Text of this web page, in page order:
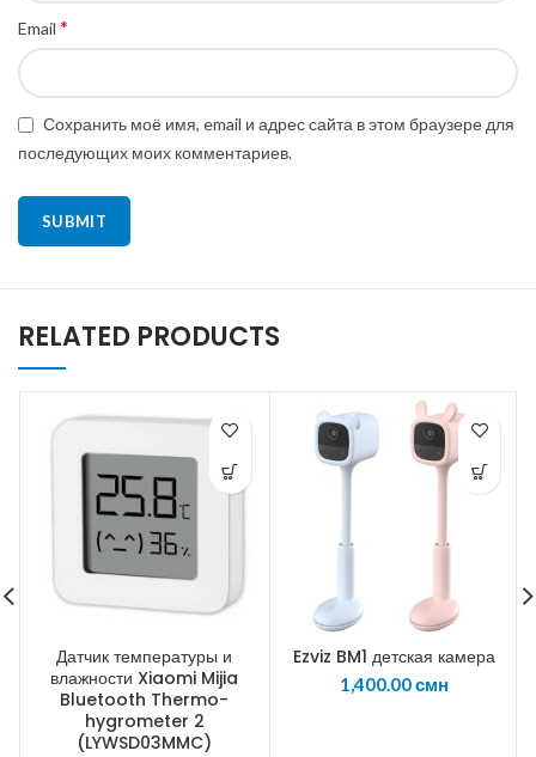
Email *
Сохранить моё имя, email и адрес сайта в этом браузере для
последующих моих комментариев.
RELATED PRODUCTS
Датчик температуры и
влажности Xiaomi Mijia
Bluetooth Thermo-
hygrometer 2
(LYWSD03MMC)
Ezviz BM1 детская камера
1,400.00смн